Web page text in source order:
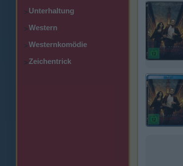
>Unterhaltung
>Western
>Westernkomödie
>Zeichentrick